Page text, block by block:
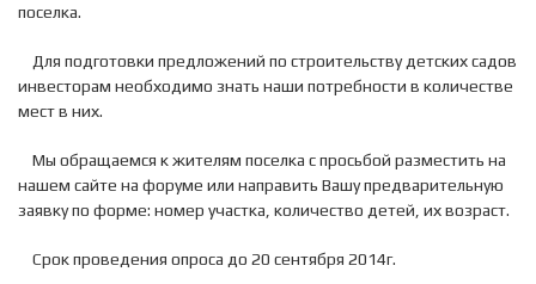
поселка.
Для подготовки предложений по строительству детских садов
инвесторам необходимо знать наши потребности в количестве
мест в них.
Мы обращаемся к жителям поселка с просьбой разместить на
нашем сайте на форуме или направить Вашу предварительную
заявку по форме: номер участка, количество детей, их возраст.
Срок проведения опроса до 20 сентября 2014г.